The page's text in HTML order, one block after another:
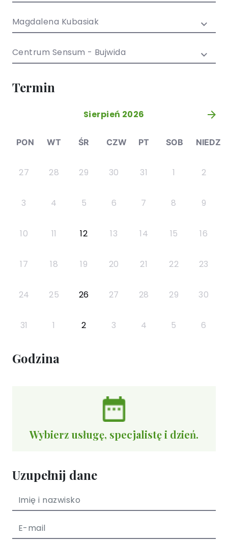
młodzieży
Magdalena Kubasiak
Centrum Sensum - Bujwida
Termin
Sierpień 2026 »
PON WT ŚR CZW PT SOB NIEDZ
27 28 29 30 31 1 2
3 4 5 6 7 8 9
10 11 12 13 14 15 16
17 18 19 20 21 22 23
24 25 26 27 28 29 30
31 1 2 3 4 5 6
Godzina
Wybierz usługę, specjalistę i dzień.
Uzupełnij dane